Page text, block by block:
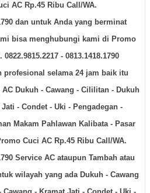
AC Rp.45 Ribu Call/WA.
dan untuk Anda yang berminat
bisa menghubungi kami di Promo
- 0813.1418.1790
profesional selama 24 jam baik itu
AC Dukuh - Cawang - Cililitan - Dukuh
- Condet - Uki - Pengadegan -
Makam Pahlawan Kalibata - Pasar
Cuci AC Rp.45 Ribu Call/WA.
Service AC ataupun Tambah atau
wilayah yang ada Dukuh - Cawang